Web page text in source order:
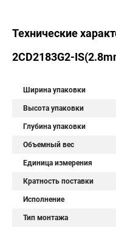
Технические
2CD2183G2-
Ширина упаковки
Высота упаковки
Глубина упаковки
Объемный вес
Единица измерения
Кратность поставки
Исполнение
Тип монтажа